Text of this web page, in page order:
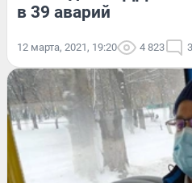
в 39 аварий
12 марта, 2021, 19:20 4 823 3